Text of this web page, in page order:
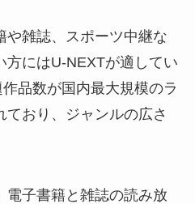
や雑誌、スポーツ中継な
方にはU-NEXTが適してい
品数が国内最大規模のラ
ており、ジャンルの広さ
電子書籍と雑誌の読み放